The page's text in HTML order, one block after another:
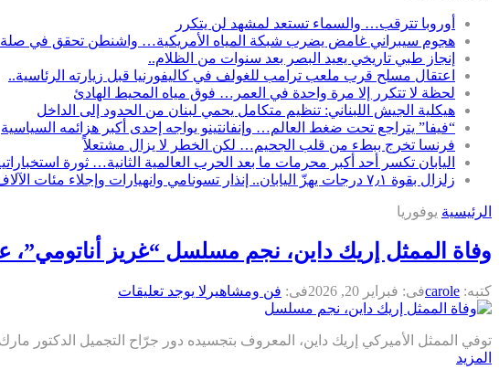
أوروبا تترقب… والسماء تستعد لمشهد لن يتكرر
هجوم سيبراني غامض يضرب شبكة المياه الأمريكية… واشنطن تحقق في صلة
إنجاز طبي تاريخي يعيد البصر بعد سنوات من الظلام..
اعتقال مسلح قرب ملعب ترامب للغولف في كاليفورنيا قبل زيارته الرئاسية..
لحظة لا تتكرر إلا مرة واحدة في العمر… فوق مياه المحيط الهادئ
هيكلية الجيش اللبناني: تنظيم متكامل يحمي لبنان من الحدود إلى الداخل
“فيفا” يتراجع تحت ضغط العالم… وإنفانتينو يواجه إحدى أكبر هزائمه السياسية
فرنسا تخرج ببطء من قلب الجحيم… لكن الخطر لا يزال مشتعلاً
اليابان تكسر أحد أكبر محرمات ما بعد الحرب العالمية الثانية… ثورة
زلزال بقوة ٧٫١ درجات يهزّ اليابان.. إنذار تسونامي وانهيارات وإجلاء مئات الآلاف في كيوشو
الرئيسية يوفوريا
وفاة الممثل إريك داين، نجم مسلسل “غريز أناتومي”، عن 53
كتبه: caroleفى: فبراير 20, 2026 فى: فن ومشاهير لا يوجد تعليقات
توفي الممثل الأميركي إريك داين، المعروف بتجسيده دور جرّاح التجميل الدكتور مارك سلون في مسلسل “غريز أناتومي”،
المزيد